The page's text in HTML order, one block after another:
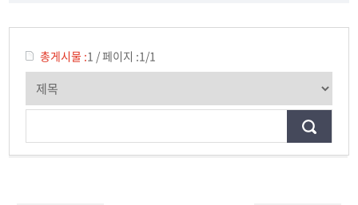
총게시물 :1 /페이지 :1/1